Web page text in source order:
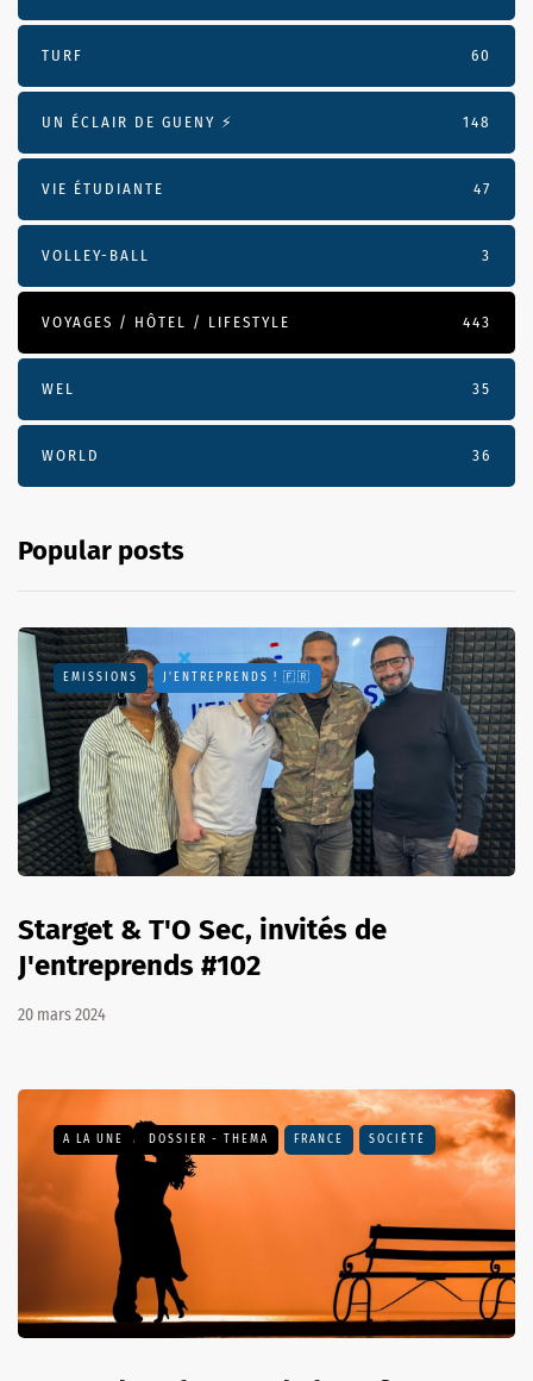
TURF 60
UN ÉCLAIR DE GUENY ⚡️ 148
VIE ÉTUDIANTE 47
VOLLEY-BALL 3
VOYAGES / HÔTEL / LIFESTYLE 443
WEL 35
WORLD 36
Popular posts
EMISSIONS J'ENTREPRENDS ! 🇫🇷
Starget & T'O Sec, invités de
J'entreprends #102
20 mars 2024
A LA UNE DOSSIER - THEMA FRANCE SOCIÉTÉ